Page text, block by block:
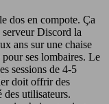
dos en compote. Ça
serveur Discord la
ans sur une chaise
ses lombaires. Le
sessions de 4-5
doit offrir des
des utilisateurs.